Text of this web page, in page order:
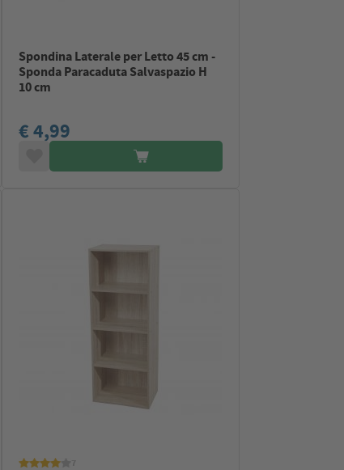
Spondina Laterale per Letto 45 cm -
Sponda Paracaduta Salvaspazio H
10 cm
€ 4,99